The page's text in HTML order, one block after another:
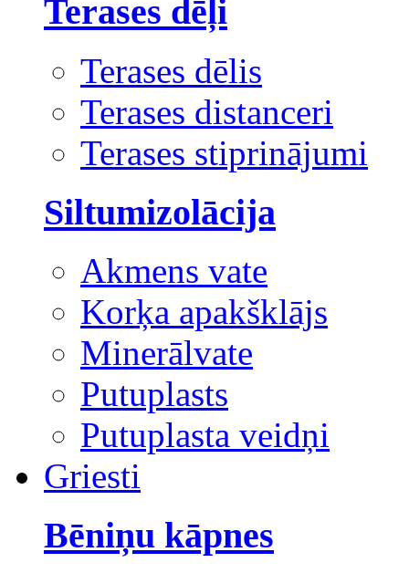
Terases dēļi
Terases dēlis
Terases distanceri
Terases stiprinājumi
Siltumizolācija
Akmens vate
Korķa apakšklājs
Minerālvate
Putuplasts
Putuplasta veidņi
Griesti
Bēniņu kāpnes